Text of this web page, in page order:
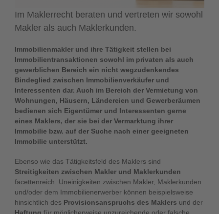
Im Maklerrecht beraten und vertreten wir sowohl
Makler als auch Maklerkunden.
Immobilienmakler und ihre Tätigkeit stellen bei
Immobilientransaktionen sowohl im privaten als auch
gewerblichen Bereich ein nicht wegzudenkendes
Bindeglied zwischen Immobilienverkäufer und
Interessenten dar. Auch im Bereich der Vermietung von
Wohnungen, Häusern, Ländereien und Gewerberäumen
bedienen sich Eigentümer und Interessenten gerne
eines Maklers, der sie bei der Vermarktung ihrer
Immobilie bzw. auf der Suche nach einer geeigneten
Immobilie unterstützt.
Ebenso wie das Tätigkeitsfeld des Maklers sind
Streitigkeiten zwischen Makler und Maklerkunden
facettenreich. Uneinigkeiten zwischen Makler, Maklerkunden
und/oder dem Immobilienerwerber können beispielsweise
hinsichtlich des Provisionsanspruchs des Maklers und der
Haftung für möglicherweise unzureichende oder falsche